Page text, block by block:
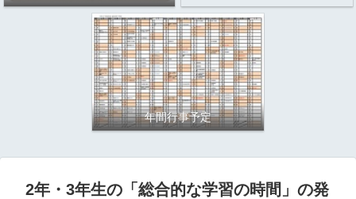
年間行事予定
2年・3年生の「総合的な学習の時間」の発